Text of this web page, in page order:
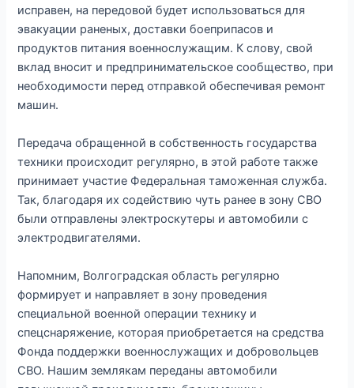
исправен, на передовой будет использоваться для
эвакуации раненых, доставки боеприпасов и
продуктов питания военнослужащим. К слову, свой
вклад вносит и предпринимательское сообщество, при
необходимости перед отправкой обеспечивая ремонт
машин.
Передача обращенной в собственность государства
техники происходит регулярно, в этой работе также
принимает участие Федеральная таможенная служба.
Так, благодаря их содействию чуть ранее в зону СВО
были отправлены электроскутеры и автомобили с
электродвигателями.
Напомним, Волгоградская область регулярно
формирует и направляет в зону проведения
специальной военной операции технику и
спецснаряжение, которая приобретается на средства
Фонда поддержки военнослужащих и добровольцев
СВО. Нашим землякам переданы автомобили